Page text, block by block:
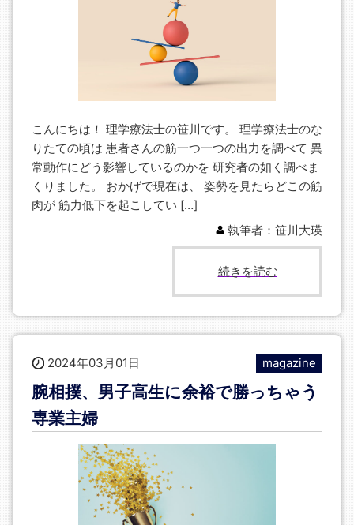
こんにちは！ 理学療法士の笹川です。 理学療法士のな
りたての頃は 患者さんの筋一つ一つの出力を調べて 異
常動作にどう影響しているのかを 研究者の如く調べま
くりました。 おかげで現在は、 姿勢を見たらどこの筋
肉が 筋力低下を起こしてい […]
執筆者：笹川大瑛
続きを読む
2024年03月01日 magazine
腕相撲、男子高生に余裕で勝っちゃう
専業主婦